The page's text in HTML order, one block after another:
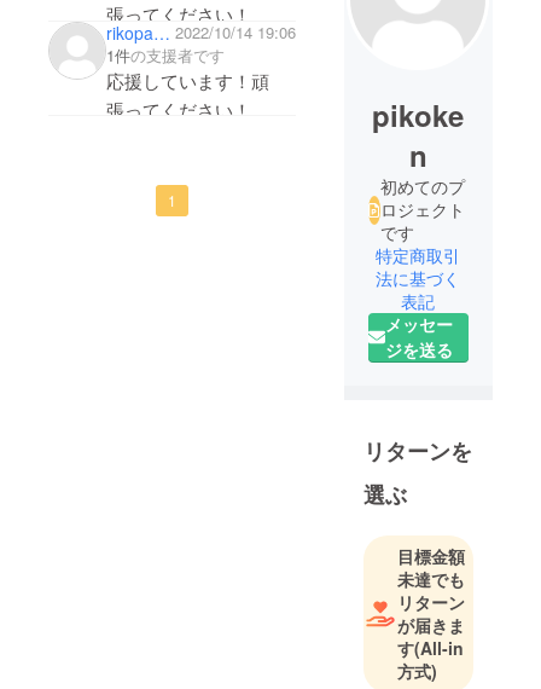
張ってください！
rikopapapk 2022/10/14 19:06
1件の支援者です
応援しています！頑
張ってください！
を祈っています。
1
pikoke
n
初めてのプ
ロジェクト
です
特定商取引
法に基づく
表記
メッセー
ジを送る
リターンを
選ぶ
目標金額
未達でも
リターン
が届きま
す(All-in
方式)